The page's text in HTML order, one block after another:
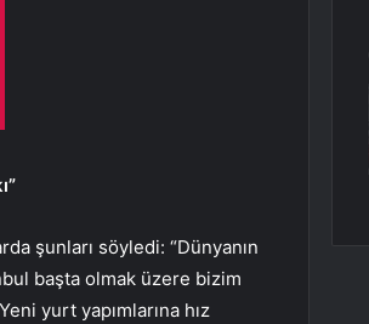
şunları söyledi: “Dünyanın
başta olmak üzere bizim
yurt yapımlarına hız